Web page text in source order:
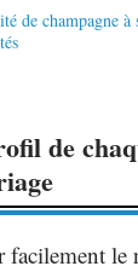
de champagne
de
facilement le